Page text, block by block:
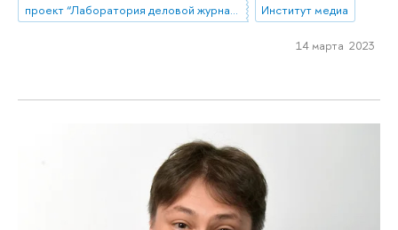
проект “Лаборатория деловой журналистики”
Институт медиа
14 марта 2023